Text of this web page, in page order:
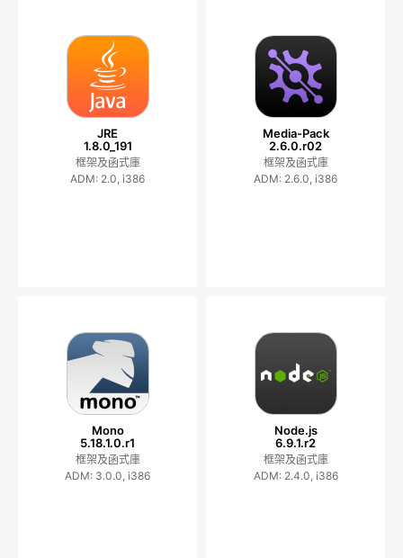
JRE
1.8.0_191
框架及函式庫
ADM: 2.0, i386
Media-Pack
2.6.0.r02
框架及函式庫
ADM: 2.6.0, i386
Mono
5.18.1.0.r1
框架及函式庫
ADM: 3.0.0, i386
Node.js
6.9.1.r2
框架及函式庫
ADM: 2.4.0, i386